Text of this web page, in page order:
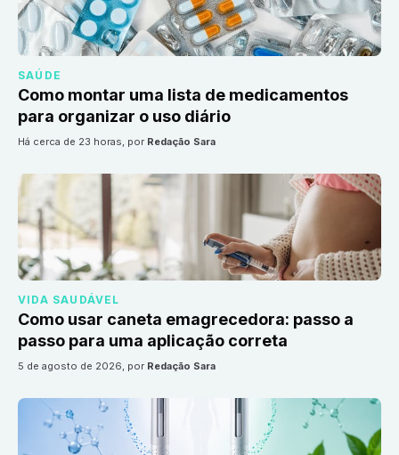
SAÚDE
Como montar uma lista de medicamentos
para organizar o uso diário
há cerca de 23 horas, por Redação Sara
VIDA SAUDÁVEL
Como usar caneta emagrecedora: passo a
passo para uma aplicação correta
5 de agosto de 2026, por Redação Sara